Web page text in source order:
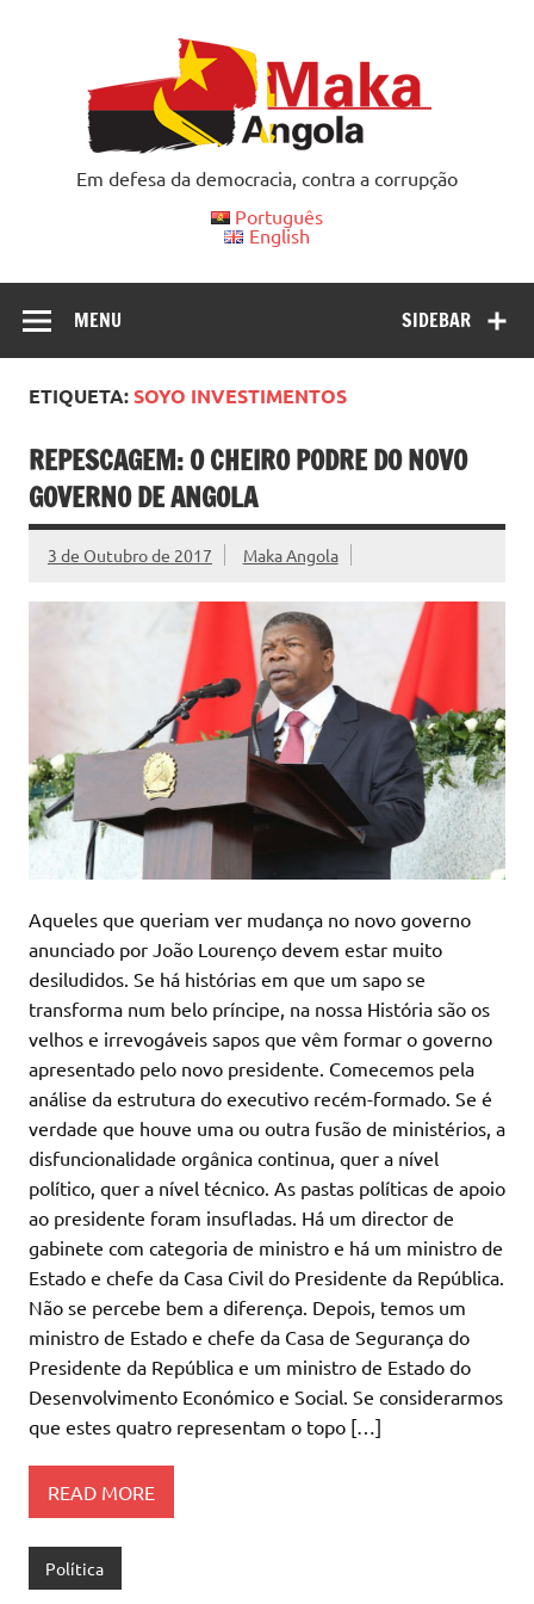
Em defesa da democracia, contra a corrupção
Português
English
SIDEBAR
MENU
ETIQUETA:SOYO INVESTIMENTOS
REPESCAGEM: O CHEIRO PODRE DO NOVO
GOVERNO DE ANGOLA
3 de Outubro de 2017 Maka Angola
Aqueles que queriam ver mudança no novo governo
anunciado por João Lourenço devem estar muito
desiludidos. Se há histórias em que um sapo se
transforma num belo príncipe, na nossa História são os
velhos e irrevogáveis sapos que vêm formar o governo
apresentado pelo novo presidente. Comecemos pela
análise da estrutura do executivo recém-formado. Se é
verdade que houve uma ou outra fusão de ministérios, a
disfuncionalidade orgânica continua, quer a nível
político, quer a nível técnico. As pastas políticas de apoio
ao presidente foram insufladas. Há um director de
gabinete com categoria de ministro e há um ministro de
Estado e chefe da Casa Civil do Presidente da República.
Não se percebe bem a diferença. Depois, temos um
ministro de Estado e chefe da Casa de Segurança do
Presidente da República e um ministro de Estado do
Desenvolvimento Económico e Social. Se considerarmos
que estes quatro representam o topo […]
READ MORE
Política